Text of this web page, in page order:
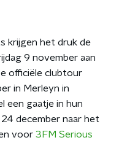
krijgen het druk de
9 november aan
officiële clubtour
in Merleyn in
een gaatje in hun
december naar het
voor 3FM Serious